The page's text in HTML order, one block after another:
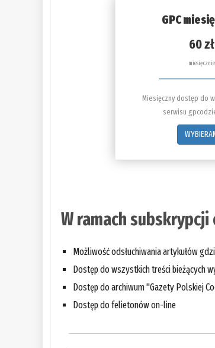
GPC
60 zł
miesięcznie
Miesięczny dostęp do
serwisu
W ramach
Możliwość odsłuchiwania artykułów
Dostęp do wszystkich treści bieżących
Dostęp do archiwum "Gazety Polskiej
Dostęp do felietonów on-line